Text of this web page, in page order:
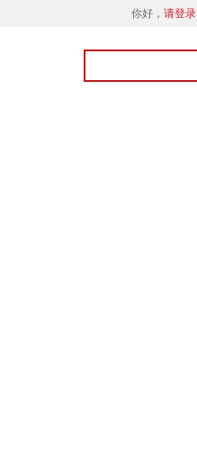
你好， 请登录